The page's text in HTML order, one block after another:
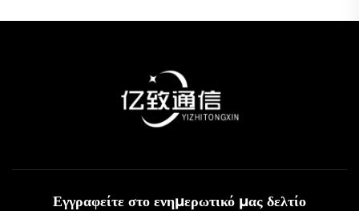
Εγγραφείτε στο ενημερωτικό μας δελτίο